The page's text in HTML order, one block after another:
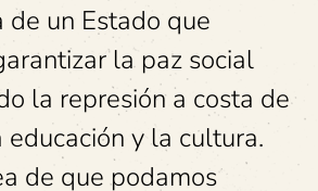
de un Estado que
la paz social
la represión a costa de
y la cultura.
de que podamos